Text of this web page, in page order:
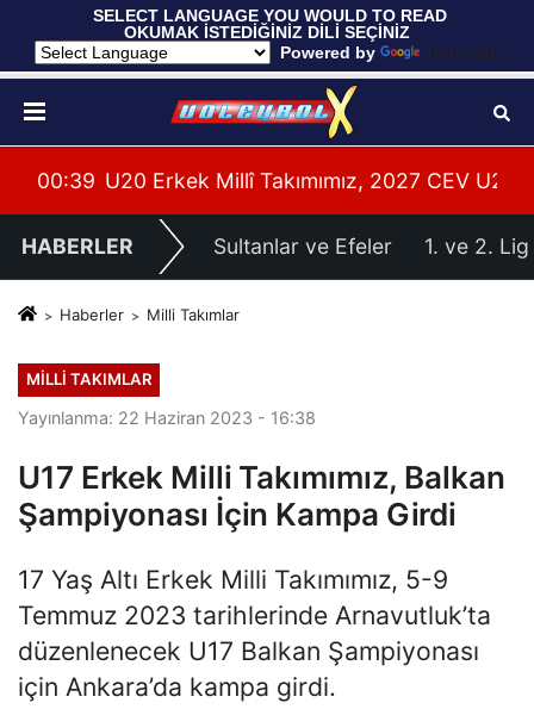
SELECT LANGUAGE YOU WOULD TO READ
OKUMAK İSTEDİĞİNİZ DİLİ SEÇİNİZ
Powered by
Translate
Hazırlıklarına Başladı
Alanya’da Başladı
00:39 U20 Erkek Millî Takımımız, 2027 CEV U20
HABERLER Sultanlar ve Efeler 1. ve 2. Lig
Haberler Milli Takımlar
MILLI TAKIMLAR
Yayınlanma: 22 Haziran 2023 - 16:38
U17 Erkek Milli Takımımız, Balkan
Şampiyonası İçin Kampa Girdi
17 Yaş Altı Erkek Milli Takımımız, 5-9
Temmuz 2023 tarihlerinde Arnavutluk’ta
düzenlenecek U17 Balkan Şampiyonası
için Ankara’da kampa girdi.